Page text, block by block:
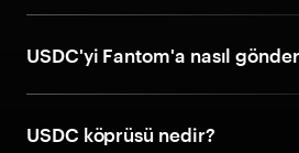
USDC'yi Fantom'a nasıl
USDC köprüsü nedir?